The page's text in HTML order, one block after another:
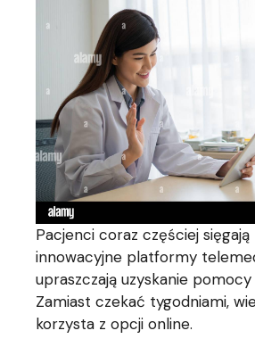
Pacjenci coraz częściej sięgają
innowacyjne platformy
upraszczają uzyskanie
Zamiast czekać tygodniami,
korzysta z opcji online.